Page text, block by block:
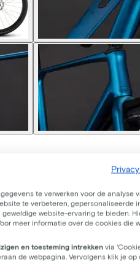
C:62 SLX FE
te verwerken voor de analyse
te verbeteren, gepersonaliseerde
website-ervaring te bieden.
meer informatie over de cookies die
en toesteming intrekken via
de webpagina. Vervolgens klik je op